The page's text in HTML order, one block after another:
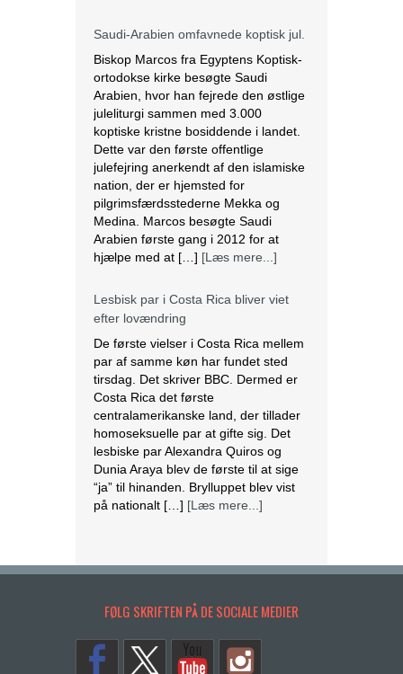
Saudi-Arabien omfavnede koptisk jul.
Biskop Marcos fra Egyptens Koptisk-
ortodokse kirke besøgte Saudi
Arabien, hvor han fejrede den østlige
juleliturgi sammen med 3.000
koptiske kristne bosiddende i landet.
Dette var den første offentlige
julefejring anerkendt af den islamiske
nation, der er hjemsted for
pilgrimsfærdsstederne Mekka og
Medina. Marcos besøgte Saudi
Arabien første gang i 2012 for at
hjælpe med at […] [Læs mere...]
Lesbisk par i Costa Rica bliver viet
efter lovændring
De første vielser i Costa Rica mellem
par af samme køn har fundet sted
tirsdag. Det skriver BBC. Dermed er
Costa Rica det første
centralamerikanske land, der tillader
homoseksuelle par at gifte sig. Det
lesbiske par Alexandra Quiros og
Dunia Araya blev de første til at sige
“ja” til hinanden. Brylluppet blev vist
på nationalt […] [Læs mere...]
og USA for færdige
og forståelser med Israel og USA for
palæstinensiske præsident tirsdag
ifølge det palæstinensiske
FØLG SKRIFTEN PÅ DE SOCIALE MEDIER